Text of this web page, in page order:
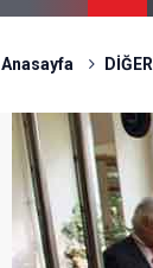
Anasayfa DİĞER